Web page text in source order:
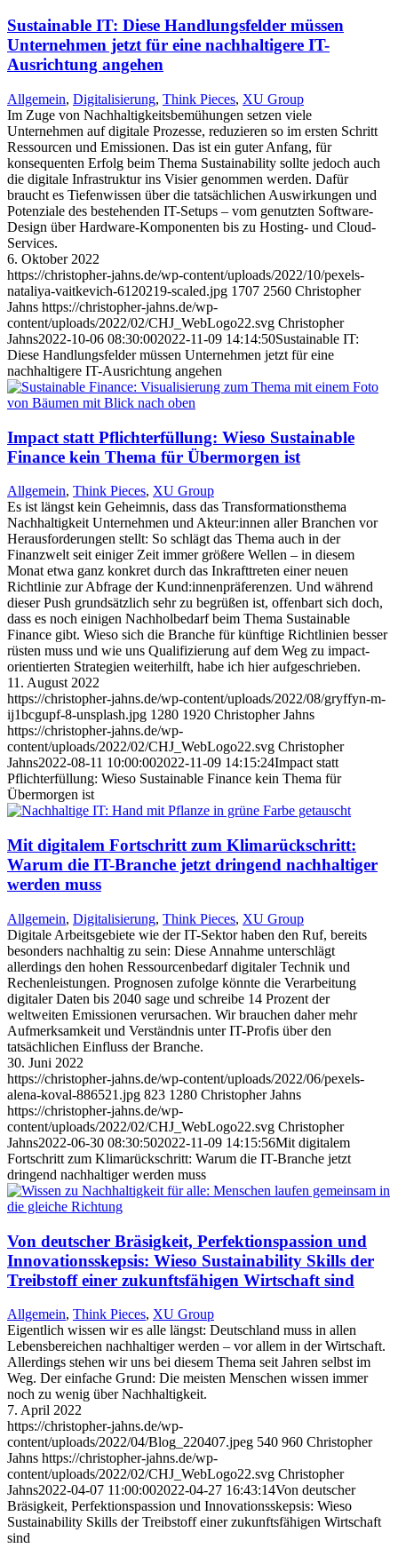
Sustainable IT: Diese Handlungsfelder müssen
Unternehmen jetzt für eine nachhaltigere IT-
Ausrichtung angehen
Allgemein, Digitalisierung, Think Pieces, XU Group
Im Zuge von Nachhaltigkeitsbemühungen setzen viele
Unternehmen auf digitale Prozesse, reduzieren so im ersten Schritt
Ressourcen und Emissionen. Das ist ein guter Anfang, für
konsequenten Erfolg beim Thema Sustainability sollte jedoch auch
die digitale Infrastruktur ins Visier genommen werden. Dafür
braucht es Tiefenwissen über die tatsächlichen Auswirkungen und
Potenziale des bestehenden IT-Setups – vom genutzten Software-
Design über Hardware-Komponenten bis zu Hosting- und Cloud-
Services.
6. Oktober 2022
https://christopher-jahns.de/wp-content/uploads/2022/10/pexels-
nataliya-vaitkevich-6120219-scaled.jpg 1707 2560 Christopher
Jahns https://christopher-jahns.de/wp-
content/uploads/2022/02/CHJ_WebLogo22.svg Christopher
Jahns2022-10-06 08:30:002022-11-09 14:14:50Sustainable IT:
Diese Handlungsfelder müssen Unternehmen jetzt für eine
nachhaltigere IT-Ausrichtung angehen
Impact statt Pflichterfüllung: Wieso Sustainable
Finance kein Thema für Übermorgen ist
Allgemein, Think Pieces, XU Group
Es ist längst kein Geheimnis, dass das Transformationsthema
Nachhaltigkeit Unternehmen und Akteur:innen aller Branchen vor
Herausforderungen stellt: So schlägt das Thema auch in der
Finanzwelt seit einiger Zeit immer größere Wellen – in diesem
Monat etwa ganz konkret durch das Inkrafttreten einer neuen
Richtlinie zur Abfrage der Kund:innenpräferenzen. Und während
dieser Push grundsätzlich sehr zu begrüßen ist, offenbart sich doch,
dass es noch einigen Nachholbedarf beim Thema Sustainable
Finance gibt. Wieso sich die Branche für künftige Richtlinien besser
rüsten muss und wie uns Qualifizierung auf dem Weg zu impact-
orientierten Strategien weiterhilft, habe ich hier aufgeschrieben.
11. August 2022
https://christopher-jahns.de/wp-content/uploads/2022/08/gryffyn-m-
ij1bcgupf-8-unsplash.jpg 1280 1920 Christopher Jahns
https://christopher-jahns.de/wp-
content/uploads/2022/02/CHJ_WebLogo22.svg Christopher
Jahns2022-08-11 10:00:002022-11-09 14:15:24Impact statt
Pflichterfüllung: Wieso Sustainable Finance kein Thema für
Übermorgen ist
Mit digitalem Fortschritt zum Klimarückschritt:
Warum die IT-Branche jetzt dringend nachhaltiger
werden muss
Allgemein, Digitalisierung, Think Pieces, XU Group
Digitale Arbeitsgebiete wie der IT-Sektor haben den Ruf, bereits
besonders nachhaltig zu sein: Diese Annahme unterschlägt
allerdings den hohen Ressourcenbedarf digitaler Technik und
Rechenleistungen. Prognosen zufolge könnte die Verarbeitung
digitaler Daten bis 2040 sage und schreibe 14 Prozent der
weltweiten Emissionen verursachen. Wir brauchen daher mehr
Aufmerksamkeit und Verständnis unter IT-Profis über den
tatsächlichen Einfluss der Branche.
30. Juni 2022
https://christopher-jahns.de/wp-content/uploads/2022/06/pexels-
alena-koval-886521.jpg 823 1280 Christopher Jahns
https://christopher-jahns.de/wp-
content/uploads/2022/02/CHJ_WebLogo22.svg Christopher
Jahns2022-06-30 08:30:502022-11-09 14:15:56Mit digitalem
Fortschritt zum Klimarückschritt: Warum die IT-Branche jetzt
dringend nachhaltiger werden muss
Von deutscher Bräsigkeit, Perfektionspassion und
Innovationsskepsis: Wieso Sustainability Skills der
Treibstoff einer zukunftsfähigen Wirtschaft sind
Allgemein, Think Pieces, XU Group
Eigentlich wissen wir es alle längst: Deutschland muss in allen
Lebensbereichen nachhaltiger werden – vor allem in der Wirtschaft.
Allerdings stehen wir uns bei diesem Thema seit Jahren selbst im
Weg. Der einfache Grund: Die meisten Menschen wissen immer
noch zu wenig über Nachhaltigkeit.
7. April 2022
https://christopher-jahns.de/wp-
content/uploads/2022/04/Blog_220407.jpeg 540 960 Christopher
Jahns https://christopher-jahns.de/wp-
content/uploads/2022/02/CHJ_WebLogo22.svg Christopher
Jahns2022-04-07 11:00:002022-04-27 16:43:14Von deutscher
Bräsigkeit, Perfektionspassion und Innovationsskepsis: Wieso
Sustainability Skills der Treibstoff einer zukunftsfähigen Wirtschaft
sind